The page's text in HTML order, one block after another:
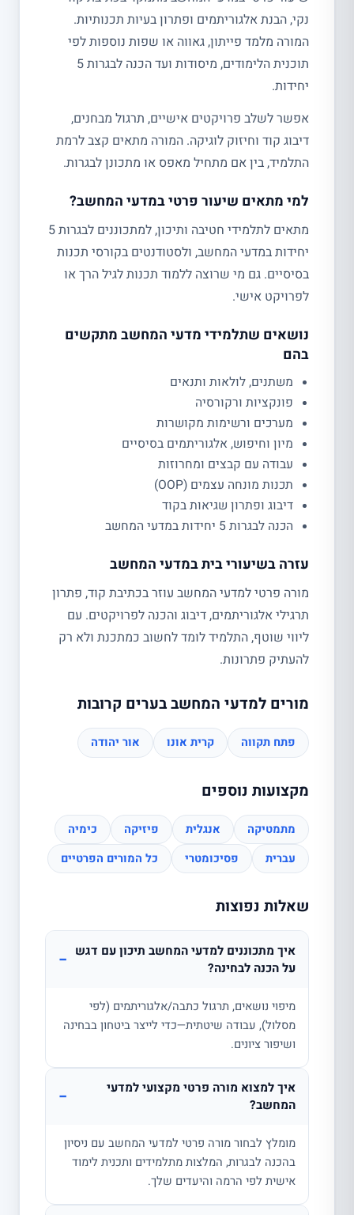
נקי, הבנת אלגוריתמים ופתרון בעיות תכנותיות.
המורה מלמד פייתון, גאווה או שפות נוספות לפי
תוכנית הלימודים, מיסודות ועד הכנה לבגרות 5
יחידות.
אפשר לשלב פרויקטים אישיים, תרגול מבחנים,
דיבוג קוד וחיזוק לוגיקה. המורה מתאים קצב לרמת
התלמיד, בין אם מתחיל מאפס או מתכונן לבגרות.
למי מתאים שיעור פרטי במדעי המחשב?
מתאים לתלמידי חטיבה ותיכון, למתכוננים לבגרות 5
יחידות במדעי המחשב, ולסטודנטים בקורסי תכנות
בסיסיים. גם מי שרוצה ללמוד תכנות לגיל הרך או
לפרויקט אישי.
נושאים שתלמידי מדעי המחשב מתקשים
בהם
משתנים, לולאות ותנאים
פונקציות ורקורסיה
מערכים ורשימות מקושרות
מיון וחיפוש, אלגוריתמים בסיסיים
עבודה עם קבצים ומחרוזות
תכנות מונחה עצמים (OOP)
דיבוג ופתרון שגיאות בקוד
הכנה לבגרות 5 יחידות במדעי המחשב
עזרה בשיעורי בית במדעי המחשב
מורה פרטי למדעי המחשב עוזר בכתיבת קוד, פתרון
תרגילי אלגוריתמים, דיבוג והכנה לפרויקטים. עם
ליווי שוטף, התלמיד לומד לחשוב כמתכנת ולא רק
להעתיק פתרונות.
מורים למדעי המחשב בערים קרובות
פתח תקווה קרית אונו אור יהודה
מקצועות נוספים
מתמטיקה אנגלית פיזיקה
כימיה
עברית
פסיכומטרי כל המורים הפרטיים
שאלות נפוצות
איך מתכוננים למדעי המחשב תיכון עם דגש
על הכנה לבחינה?
−
מיפוי נושאים, תרגול כתבה/אלגוריתמים (לפי
מסלול), עבודה שיטתית—כדי לייצר ביטחון בבחינה
ושיפור ציונים.
איך למצוא מורה פרטי מקצועי למדעי
המחשב?
−
מומלץ לבחור מורה פרטי למדעי המחשב עם ניסיון
בהכנה לבגרות, המלצות מתלמידים ותכנית לימוד
אישית לפי הרמה והיעדים שלך.